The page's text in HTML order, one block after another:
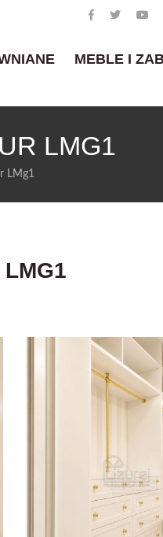
MEBLE I
LMG1
LMg1